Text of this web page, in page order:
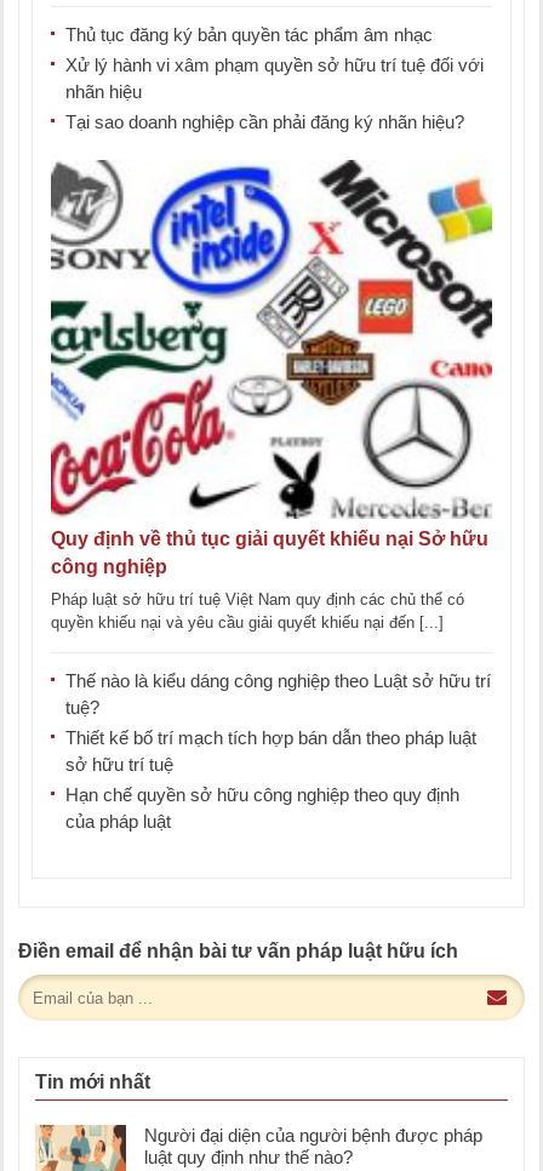
Thủ tục đăng ký bản quyền tác phẩm âm nhạc
Xử lý hành vi xâm phạm quyền sở hữu trí tuệ đối với
nhãn hiệu
Tại sao doanh nghiệp cần phải đăng ký nhãn hiệu?
Quy định về thủ tục giải quyết khiếu nại Sở hữu
công nghiệp
Pháp luật sở hữu trí tuệ Việt Nam quy định các chủ thể có
quyền khiếu nại và yêu cầu giải quyết khiếu nại đến [...]
Thế nào là kiểu dáng công nghiệp theo Luật sở hữu trí
tuệ?
Thiết kế bố trí mạch tích hợp bán dẫn theo pháp luật
sở hữu trí tuệ
Hạn chế quyền sở hữu công nghiệp theo quy định
của pháp luật
Điền email để nhận bài tư vấn pháp luật hữu ích
Tin mới nhất
Người đại diện của người bệnh được pháp
luật quy định như thế nào?